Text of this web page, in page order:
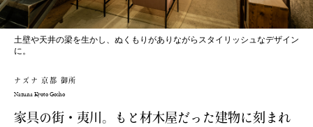
土壁や天井の梁を生かし、ぬくもりがありながらスタイリッシュなデザイン
に。
ナズナ 京都 御所
Nazuna Kyoto Gosho
家具の街・夷川。もと材木屋だった建物に刻まれ